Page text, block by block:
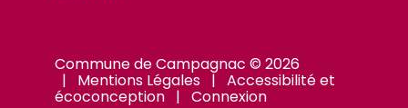
Commune de Campagnac © 2026
| Mentions Légales | Accessibilité et
écoconception | Connexion